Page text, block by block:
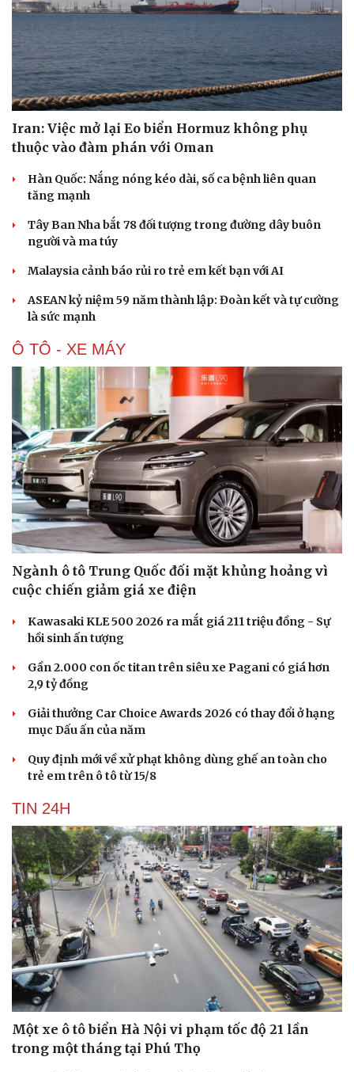
Cải chính
Iran: Việc mở lại Eo biển Hormuz không phụ
thuộc vào đàm phán với Oman
Hàn Quốc: Nắng nóng kéo dài, số ca bệnh liên quan
tăng mạnh
Tây Ban Nha bắt 78 đối tượng trong đường dây buôn
người và ma túy
Malaysia cảnh báo rủi ro trẻ em kết bạn với AI
ASEAN kỷ niệm 59 năm thành lập: Đoàn kết và tự cường
là sức mạnh
Ô TÔ - XE MÁY
Ngành ô tô Trung Quốc đối mặt khủng hoảng vì
cuộc chiến giảm giá xe điện
Kawasaki KLE 500 2026 ra mắt giá 211 triệu đồng - Sự
hồi sinh ấn tượng
Gần 2.000 con ốc titan trên siêu xe Pagani có giá hơn
2,9 tỷ đồng
Giải thưởng Car Choice Awards 2026 có thay đổi ở hạng
mục Dấu ấn của năm
Quy định mới về xử phạt không dùng ghế an toàn cho
trẻ em trên ô tô từ 15/8
TIN 24H
Một xe ô tô biển Hà Nội vi phạm tốc độ 21 lần
trong một tháng tại Phú Thọ